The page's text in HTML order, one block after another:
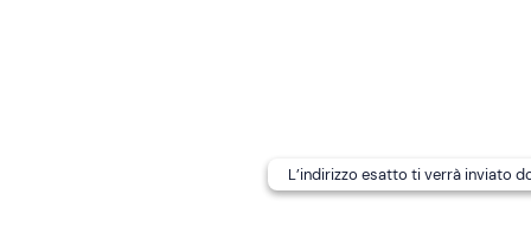
Abbigliamento adatto alla stagione
L’indirizzo esatto ti verrà inviato